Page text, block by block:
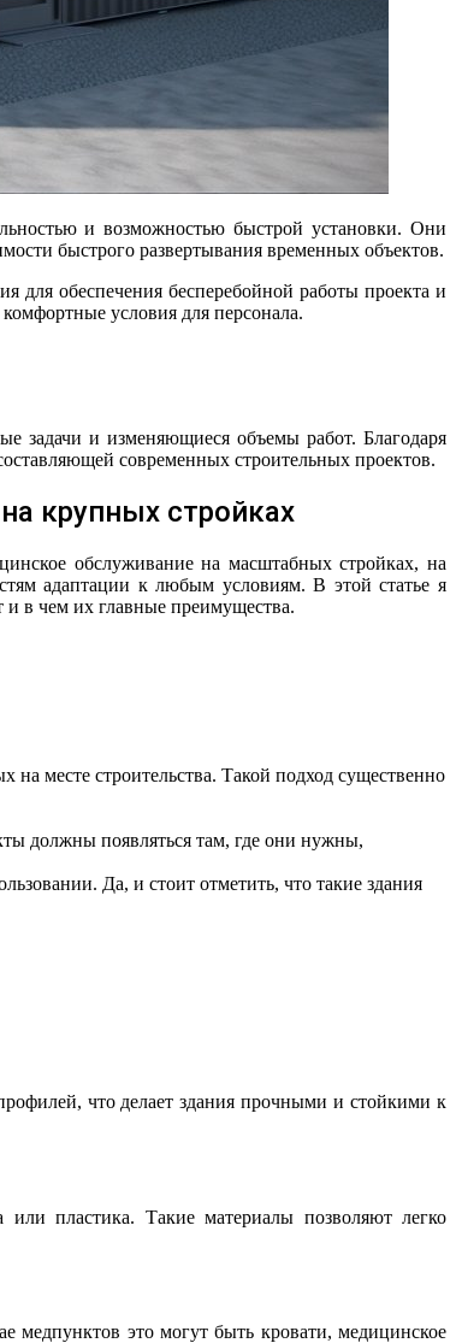
быстрого развертывания временных объектов.
для обеспечения бесперебойной работы проекта и
условия для персонала.
задачи и изменяющиеся объемы работ. Благодаря
современных строительных проектов.
крупных стройках
обслуживание на масштабных стройках, на
адаптации к любым условиям. В этой статье я
и в чем их главные преимущества.
месте строительства. Такой подход существенно
должны появляться там, где они нужны,
Да, и стоит отметить, что такие здания
что делает здания прочными и стойкими к
пластика. Такие материалы позволяют легко
медпунктов это могут быть кровати, медицинское